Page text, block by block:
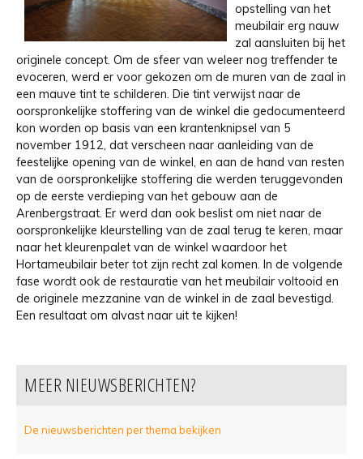
opstelling van het
meubilair erg nauw
zal aansluiten bij het
originele concept. Om de sfeer van weleer nog treffender te
evoceren, werd er voor gekozen om de muren van de zaal in
een mauve tint te schilderen. Die tint verwijst naar de
oorspronkelijke stoffering van de winkel die gedocumenteerd
kon worden op basis van een krantenknipsel van 5
november 1912, dat verscheen naar aanleiding van de
feestelijke opening van de winkel, en aan de hand van resten
van de oorspronkelijke stoffering die werden teruggevonden
op de eerste verdieping van het gebouw aan de
Arenbergstraat. Er werd dan ook beslist om niet naar de
oorspronkelijke kleurstelling van de zaal terug te keren, maar
naar het kleurenpalet van de winkel waardoor het
Hortameubilair beter tot zijn recht zal komen. In de volgende
fase wordt ook de restauratie van het meubilair voltooid en
de originele mezzanine van de winkel in de zaal bevestigd.
Een resultaat om alvast naar uit te kijken!
MEER NIEUWSBERICHTEN?
De nieuwsberichten per thema bekijken